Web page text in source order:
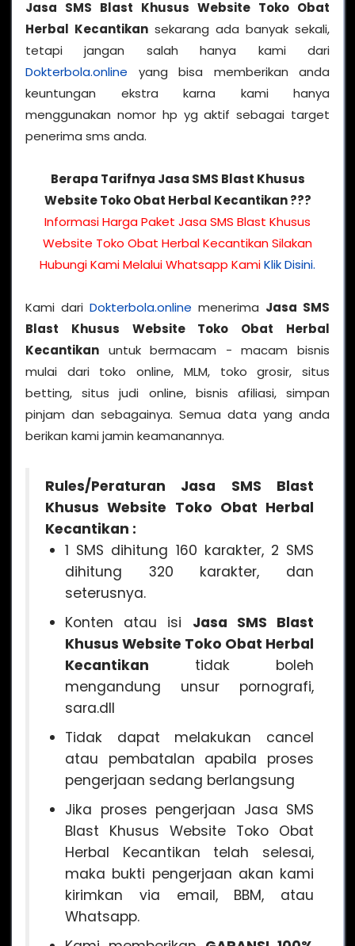
Jasa SMS Blast Khusus Website Toko Obat
Herbal Kecantikan sekarang ada banyak sekali,
tetapi jangan salah hanya kami dari
Dokterbola.online yang bisa memberikan anda
keuntungan ekstra karna kami hanya
menggunakan nomor hp yg aktif sebagai target
penerima sms anda.
Berapa Tarifnya Jasa SMS Blast Khusus
Website Toko Obat Herbal Kecantikan ???
Informasi Harga Paket Jasa SMS Blast Khusus
Website Toko Obat Herbal Kecantikan Silakan
Hubungi Kami Melalui Whatsapp KamiKlik Disini.
Kami dari Dokterbola.online menerima Jasa SMS
Blast Khusus Website Toko Obat Herbal
Kecantikan untuk bermacam - macam bisnis
mulai dari toko online, MLM, toko grosir, situs
betting, situs judi online, bisnis afiliasi, simpan
pinjam dan sebagainya. Semua data yang anda
berikan kami jamin keamanannya.
Rules/Peraturan Jasa SMS Blast
Khusus Website Toko Obat Herbal
Kecantikan :
1 SMS dihitung 160 karakter, 2 SMS
dihitung 320 karakter, dan
seterusnya.
Konten atau isi Jasa SMS Blast
Khusus Website Toko Obat Herbal
Kecantikan tidak boleh
mengandung unsur pornografi,
sara.dll
Tidak dapat melakukan cancel
atau pembatalan apabila proses
pengerjaan sedang berlangsung
Jika proses pengerjaan Jasa SMS
Blast Khusus Website Toko Obat
Herbal Kecantikan telah selesai,
maka bukti pengerjaan akan kami
kirimkan via email, BBM, atau
Whatsapp.